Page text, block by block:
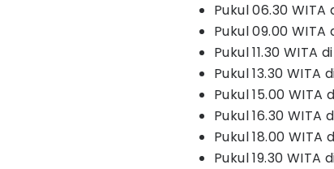
Pukul 06.30
Pukul 09.00
Pukul 11.30 WITA
Pukul 13.30
Pukul 15.00
Pukul 16.30
Pukul 18.00
Pukul 19.30